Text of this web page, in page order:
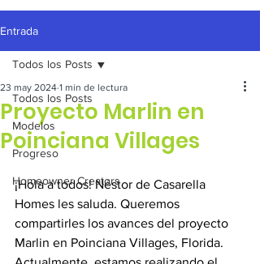
Entrada
Todos los Posts
Modelos
Progreso
Homeowner Creators
Todos los Posts
Proyecto Marlin en
Poinciana Villages
23 may 2024 1 min de lectura
¡Hola a todos! Néstor de Casarella
Homes les saluda. Queremos
compartirles los avances del proyecto
Marlin en Poinciana Villages, Florida.